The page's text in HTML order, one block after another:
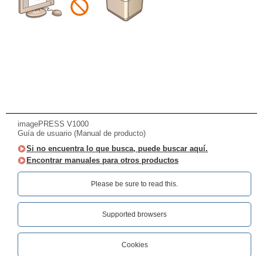
imagePRESS V1000
Guía de usuario (Manual de producto)
Si no encuentra lo que busca, puede buscar aquí.
Encontrar manuales para otros productos
Please be sure to read this.‎
Supported browsers
Cookies